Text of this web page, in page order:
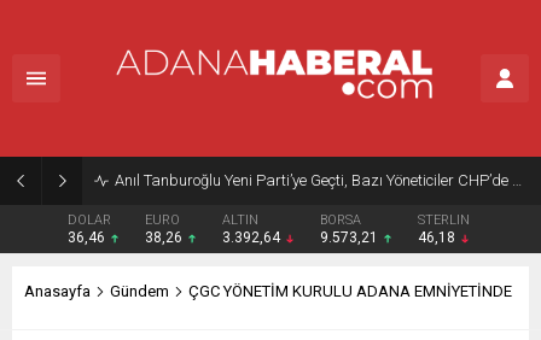
Anıl Tanburoğlu Yeni Parti’ye Geçti, Bazı Yöneticiler CHP’de Kaldı
DOLAR
36,46
EURO
38,26
ALTIN
3.392,64
BORSA
9.573,21
STERLIN
46,18
Anasayfa Gündem ÇGC YÖNETİM KURULU ADANA EMNİYETİNDE